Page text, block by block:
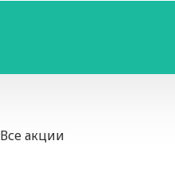
Все акции